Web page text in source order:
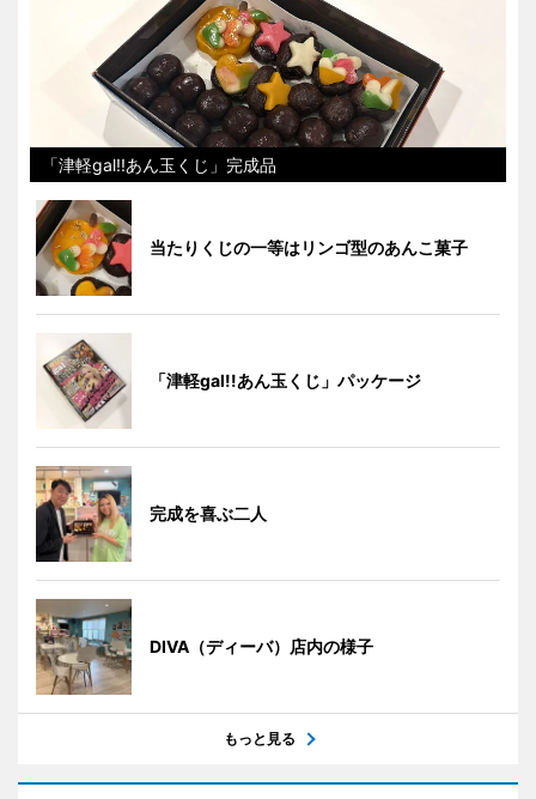
「津軽gal!!あん玉くじ」完成品
当たりくじの一等はリンゴ型のあんこ菓子
「津軽gal!!あん玉くじ」パッケージ
完成を喜ぶ二人
DIVA（ディーバ）店内の様子
もっと見る